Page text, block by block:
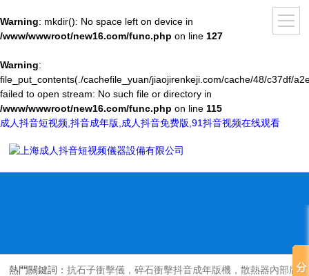
Warning: mkdir(): No space left on device in
/www/wwwroot/new16.com/func.php on line 127
Warning:
file_put_contents(./cachefile_yuan/jiaojirenkeji.com/cache/48/c37df/
failed to open stream: No such file or directory in
/www/wwwroot/new16.com/func.php on line 115
成人抖音短视频,抖音成年版,成人抖音免费版,91抖音视频在线观看
熱門關鍵詞：抗石子衝擊儀，碎石衝擊抖音成年版機，散熱器內部腐